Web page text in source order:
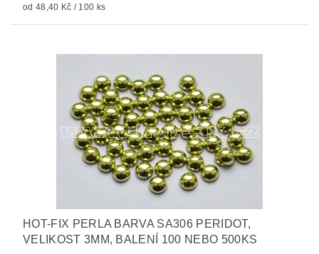
od 48,40 Kč / 100 ks
HOT-FIX PERLA BARVA SA306 PERIDOT,
VELIKOST 3MM, BALENÍ 100 NEBO 500KS